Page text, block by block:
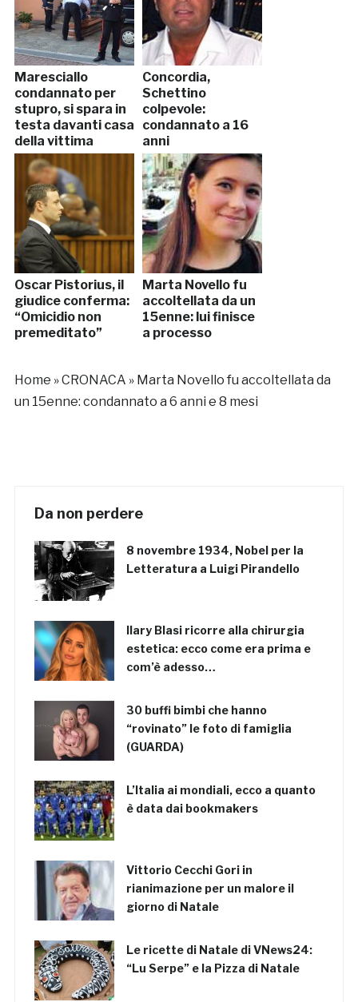
Maresciallo
condannato per
stupro, si spara in
testa davanti casa
della vittima
Concordia,
Schettino
colpevole:
condannato a 16
anni
Oscar Pistorius, il
giudice conferma:
“Omicidio non
premeditato”
Marta Novello fu
accoltellata da un
15enne: lui finisce
a processo
Home »CRONACA » Marta Novello fu accoltellata da
un 15enne: condannato a 6 anni e 8 mesi
Da non perdere
8 novembre 1934, Nobel per la
Letteratura a Luigi Pirandello
Ilary Blasi ricorre alla chirurgia
estetica: ecco come era prima e
com’è adesso…
30 buffi bimbi che hanno
“rovinato” le foto di famiglia
(GUARDA)
L’Italia ai mondiali, ecco a quanto
è data dai bookmakers
Vittorio Cecchi Gori in
rianimazione per un malore il
giorno di Natale
Le ricette di Natale di VNews24:
“Lu Serpe” e la Pizza di Natale